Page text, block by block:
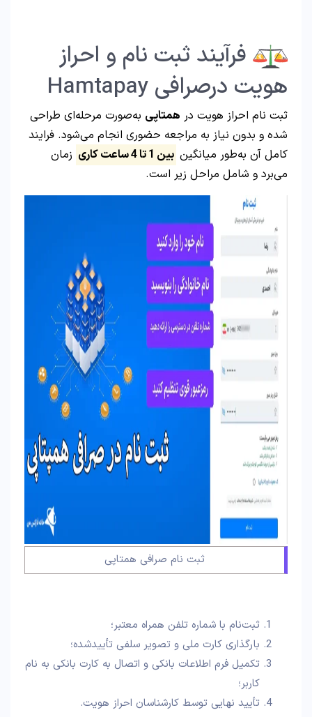
فرآیند ثبت نام و احراز
هویت درصرافی Hamtapay
ثبت نام احراز هویت در همتاپی به‌صورت مرحله‌ای طراحی
شده و بدون نیاز به مراجعه حضوری انجام می‌شود. فرایند
کامل آن به‌طور میانگین بین 1تا4ساعت کاری زمان
می‌برد و شامل مراحل زیر است.
ثبت نام صرافی همتاپی
ثبت‌نام با شماره تلفن همراه معتبر؛
بارگذاری کارت ملی و تصویر سلفی تأییدشده؛
تکمیل فرم اطلاعات بانکی و اتصال به کارت بانکی به نام
کاربر؛
تأیید نهایی توسط کارشناسان احراز هویت.